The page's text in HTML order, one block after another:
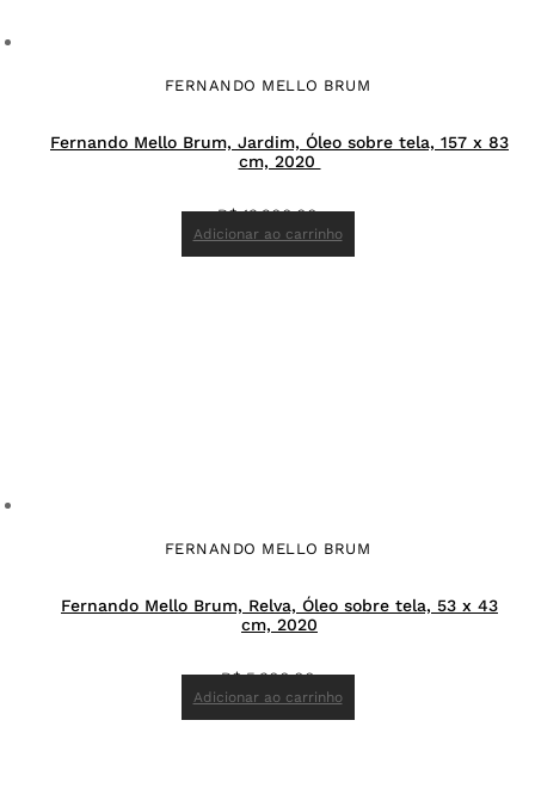
FERNANDO MELLO BRUM
Fernando Mello Brum, Jardim, Óleo sobre tela, 157 x 83
cm, 2020
R$13.200,00
Adicionar ao carrinho
FERNANDO MELLO BRUM
Fernando Mello Brum, Relva, Óleo sobre tela, 53 x 43
cm, 2020
R$5.300,00
Adicionar ao carrinho